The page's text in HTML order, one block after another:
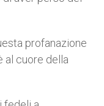
profanazione
al cuore della